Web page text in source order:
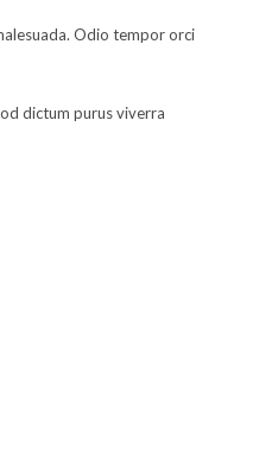
Odio tempor orci
dictum purus viverra